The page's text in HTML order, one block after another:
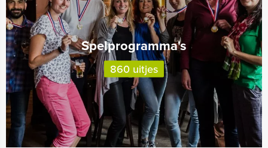
Spelprogramma's
860 uitjes